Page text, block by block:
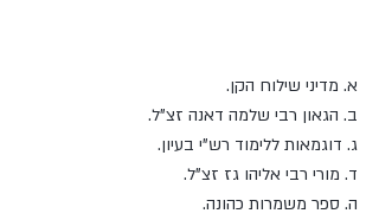
א. מדיני שילוח הקן.
ב. הגאון רבי שלמה דאנה זצ”ל.
ג. דוגמאות ללימוד רש”י בעיון.
ד. מורי רבי אליהו גז זצ”ל.
ה. ספר משמרות כהונה.